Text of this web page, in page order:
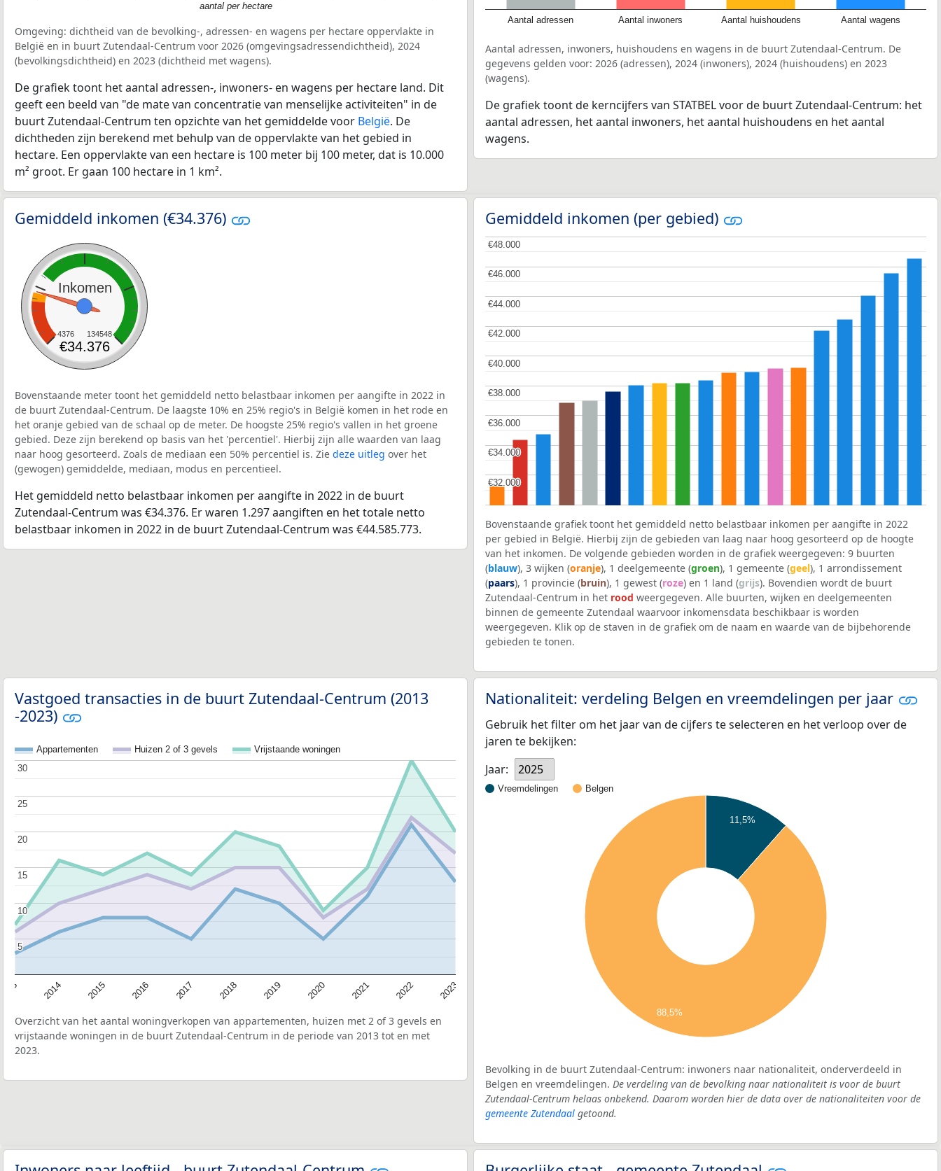
aantal per hectare
Omgeving: dichtheid van de bevolking-, adressen- en wagens per hectare oppervlakte in
België en in buurt Zutendaal-Centrum voor 2026 (omgevingsadressendichtheid), 2024
(bevolkingsdichtheid) en 2023 (dichtheid met wagens).
De grafiek toont het aantal adressen-, inwoners- en wagens per hectare land. Dit
geeft een beeld van "de mate van concentratie van menselijke activiteiten" in de
buurt Zutendaal-Centrum ten opzichte van het gemiddelde voor België. De
dichtheden zijn berekend met behulp van de oppervlakte van het gebied in
hectare. Een oppervlakte van een hectare is 100 meter bij 100 meter, dat is 10.000
m² groot. Er gaan 100 hectare in 1 km².
Aantal adressen Aantal inwoners Aantal huishoudens Aantal wagens
Aantal adressen, inwoners, huishoudens en wagens in de buurt Zutendaal-Centrum. De
gegevens gelden voor: 2026 (adressen), 2024 (inwoners), 2024 (huishoudens) en 2023
(wagens).
De grafiek toont de kerncijfers van STATBEL voor de buurt Zutendaal-Centrum: het
aantal adressen, het aantal inwoners, het aantal huishoudens en het aantal
wagens.
Gemiddeld inkomen (€34.376)
Inkomen
4376 134548
€34.376
Bovenstaande meter toont het gemiddeld netto belastbaar inkomen per aangifte in 2022 in
de buurt Zutendaal-Centrum. De laagste 10% en 25% regio's in België komen in het rode en
het oranje gebied van de schaal op de meter. De hoogste 25% regio's vallen in het groene
gebied. Deze zijn berekend op basis van het 'percentiel'. Hierbij zijn alle waarden van laag
naar hoog gesorteerd. Zoals de mediaan een 50% percentiel is. Zie deze uitleg over het
(gewogen) gemiddelde, mediaan, modus en percentieel.
Het gemiddeld netto belastbaar inkomen per aangifte in 2022 in de buurt
Zutendaal-Centrum was €34.376. Er waren 1.297 aangiften en het totale netto
belastbaar inkomen in 2022 in de buurt Zutendaal-Centrum was €44.585.773.
Gemiddeld inkomen (per gebied)
€32.000
€32.000
€34.000
€34.000
€36.000
€36.000
€38.000
€38.000
€40.000
€40.000
€42.000
€42.000
€44.000
€44.000
€46.000
€46.000
€48.000
€48.000
Bovenstaande grafiek toont het gemiddeld netto belastbaar inkomen per aangifte in 2022
per gebied in België. Hierbij zijn de gebieden van laag naar hoog gesorteerd op de hoogte
van het inkomen. De volgende gebieden worden in de grafiek weergegeven: 9 buurten
(blauw), 3 wijken (oranje), 1 deelgemeente (groen), 1 gemeente (geel), 1 arrondissement
(paars), 1 provincie (bruin), 1 gewest (roze) en 1 land (grijs). Bovendien wordt de buurt
Zutendaal-Centrum in het rood weergegeven. Alle buurten, wijken en deelgemeenten
binnen de gemeente Zutendaal waarvoor inkomensdata beschikbaar is worden
weergegeven. Klik op de staven in de grafiek om de naam en waarde van de bijbehorende
gebieden te tonen.
Vastgoed transacties in de buurt Zutendaal-Centrum (2013
-2023)
Appartementen Huizen 2 of 3 gevels Vrijstaande woningen
2014 2015 2016 2017 2018 2019 2020 2021 2022 2023
5
5
10
10
15
15
20
20
25
25
30
30
Overzicht van het aantal woningverkopen van appartementen, huizen met 2 of 3 gevels en
vrijstaande woningen in de buurt Zutendaal-Centrum in de periode van 2013 tot en met
2023.
Nationaliteit: verdeling Belgen en vreemdelingen per jaar
Gebruik het filter om het jaar van de cijfers te selecteren en het verloop over de
jaren te bekijken:
Jaar:
2025
Vreemdelingen Belgen
11,5%
88,5%
Bevolking in de buurt Zutendaal-Centrum: inwoners naar nationaliteit, onderverdeeld in
Belgen en vreemdelingen. De verdeling van de bevolking naar nationaliteit is voor de buurt
Zutendaal-Centrum helaas onbekend. Daarom worden hier de data over de nationaliteiten voor de
gemeente Zutendaal getoond.